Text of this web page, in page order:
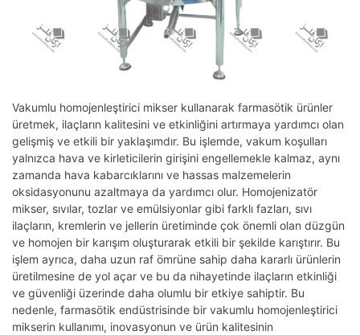
Vakumlu homojenleştirici mikser kullanarak farmasötik ürünler
üretmek, ilaçların kalitesini ve etkinliğini artırmaya yardımcı olan
gelişmiş ve etkili bir yaklaşımdır. Bu işlemde, vakum koşulları
yalnızca hava ve kirleticilerin girişini engellemekle kalmaz, aynı
zamanda hava kabarcıklarını ve hassas malzemelerin
oksidasyonunu azaltmaya da yardımcı olur. Homojenizatör
mikser, sıvılar, tozlar ve emülsiyonlar gibi farklı fazları, sıvı
ilaçların, kremlerin ve jellerin üretiminde çok önemli olan düzgün
ve homojen bir karışım oluşturarak etkili bir şekilde karıştırır. Bu
işlem ayrıca, daha uzun raf ömrüne sahip daha kararlı ürünlerin
üretilmesine de yol açar ve bu da nihayetinde ilaçların etkinliği
ve güvenliği üzerinde daha olumlu bir etkiye sahiptir. Bu
nedenle, farmasötik endüstrisinde bir vakumlu homojenleştirici
mikserin kullanımı, inovasyonun ve ürün kalitesinin